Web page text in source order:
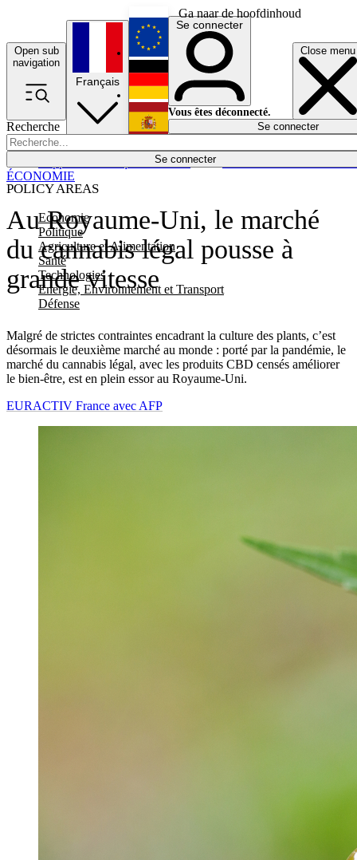
Ga naar de hoofdinhoud
Open sub
navigation
Close menu
Recherche
Se connecter
POLICY AREAS
Economie
Politique
Agriculture et Alimentation
Santé
Technologies
Energie, Environnement et Transport
Défense
Économie
Français
English
Deutsch
Español
Se connecter
Vous êtes déconnecté.
Se connecter
Au Royaume-Uni, le marché
du cannabis légal pousse à
grande vitesse
Malgré de strictes contraintes encadrant la culture des plants, c’est
désormais le deuxième marché au monde : porté par la pandémie, le
marché du cannabis légal, avec les produits CBD censés améliorer
le bien-être, est en plein essor au Royaume-Uni.
ÉCONOMIE
EURACTIV France avec AFP